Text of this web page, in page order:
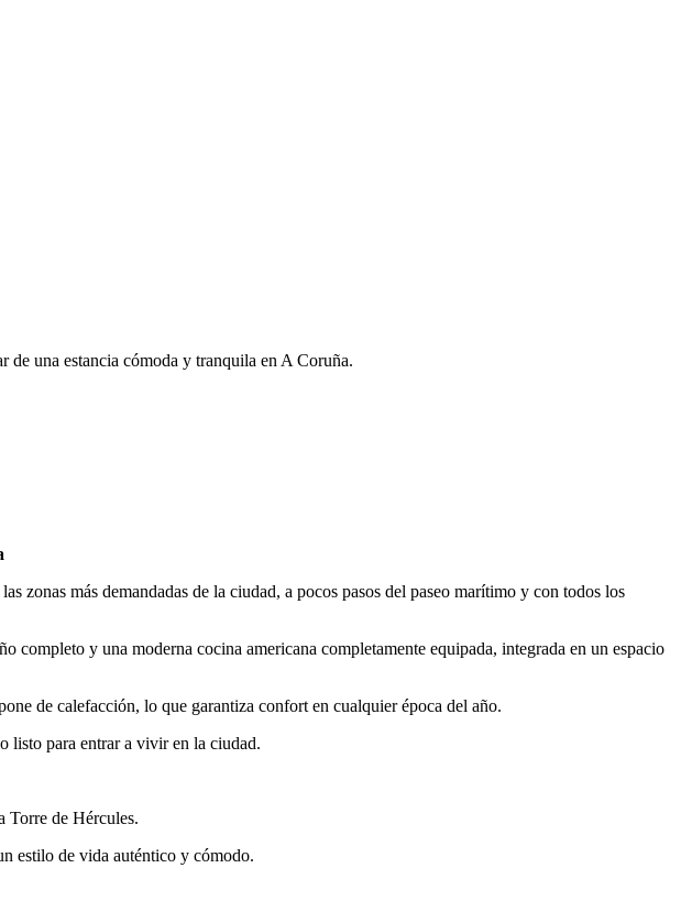
de una estancia cómoda y tranquila en A Coruña.
zonas más demandadas de la ciudad, a pocos pasos del paseo marítimo y con todos los
y una moderna cocina americana completamente equipada, integrada en un espacio
de calefacción, lo que garantiza confort en cualquier época del año.
listo para entrar a vivir en la ciudad.
Torre de Hércules.
estilo de vida auténtico y cómodo.